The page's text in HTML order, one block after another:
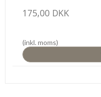
175,00 DKK
(inkl. moms)